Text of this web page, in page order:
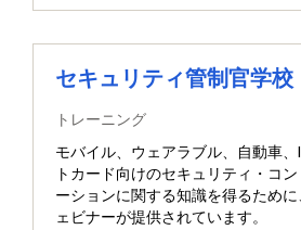
セキュリティ管制官学校
トレーニング
モバイル、ウェアラブル、自動車
トカード向けのセキュリティ・コ
ーションに関する知識を得るために
ェビナーが提供されています。